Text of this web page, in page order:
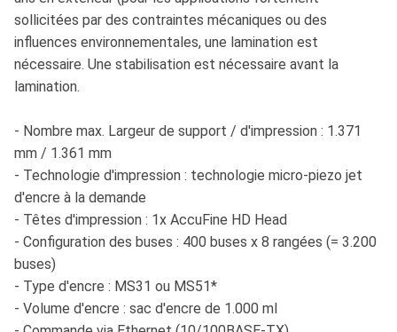
sollicitées par des contraintes mécaniques ou des
influences environnementales, une lamination est
nécessaire. Une stabilisation est nécessaire avant la
lamination.
- Nombre max. Largeur de support / d'impression : 1.371
mm / 1.361 mm
- Technologie d'impression : technologie micro-piezo jet
d'encre à la demande
- Têtes d'impression : 1x AccuFine HD Head
- Configuration des buses : 400 buses x 8 rangées (= 3.200
buses)
- Type d'encre : MS31 ou MS51*
- Volume d'encre : sac d'encre de 1.000 ml